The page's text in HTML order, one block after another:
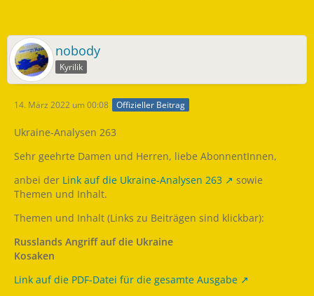
nobody
Kyrilik
14. März 2022 um 00:08 Offizieller Beitrag
Ukraine-Analysen 263
Sehr geehrte Damen und Herren, liebe AbonnentInnen,
anbei der Link auf die Ukraine-Analysen 263
sowie
Themen und Inhalt.
Themen und Inhalt (Links zu Beiträgen sind klickbar):
Russlands Angriff auf die Ukraine
Kosaken
Link auf die PDF-Datei für die gesamte Ausgabe